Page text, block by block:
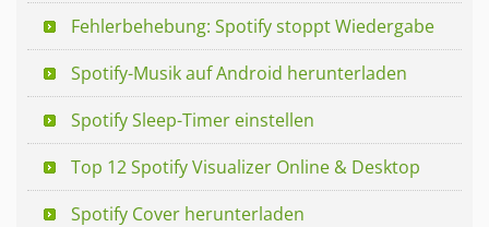
Fehlerbehebung: Spotify stoppt Wiedergabe
Spotify-Musik auf Android herunterladen
Spotify Sleep-Timer einstellen
Top 12 Spotify Visualizer Online & Desktop
Spotify Cover herunterladen